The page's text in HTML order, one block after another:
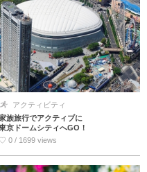
アクティビティ
族旅行でアクティブに
京ドームシティへGO！
♡ 0 / 1699 views